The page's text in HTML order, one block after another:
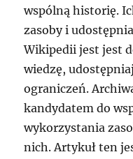
wspólną historię.
zasoby i
Wikipedii jest jest
wiedzę,
ograniczeń.
kandydatem do
wykorzystania
nich. Artykuł ten